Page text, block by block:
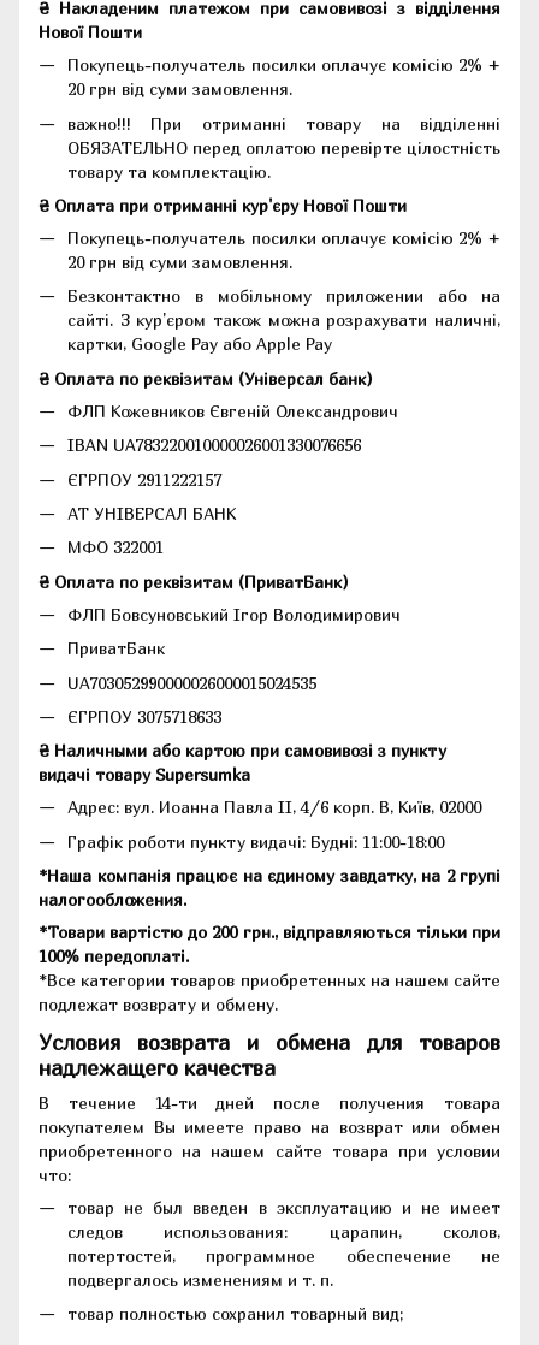
₴ Накладеним платежом при самовивозі з відділення
Нової Пошти
Покупець-получатель посилки оплачує комісію 2% +
20 грн від суми замовлення.
важно!!! При отриманні товару на відділенні
ОБЯЗАТЕЛЬНО перед оплатою перевірте цілостність
товару та комплектацію.
₴ Оплата при отриманні кур'єру Нової Пошти
Покупець-получатель посилки оплачує комісію 2% +
20 грн від суми замовлення.
Безконтактно в мобільному приложении або на
сайті. З кур'єром також можна розрахувати наличні,
картки, Google Pay або Apple Pay
₴ Оплата по реквізитам (Універсал банк)
ФЛП Кожевников Євгеній Олександрович
IBAN UA783220010000026001330076656
ЄГРПОУ 2911222157
АТ УНІВЕРСАЛ БАНК
МФО 322001
₴ Оплата по реквізитам (ПриватБанк)
ФЛП Бовсуновський Ігор Володимирович
ПриватБанк
UA703052990000026000015024535
ЄГРПОУ 3075718633
₴ Наличными або картою при самовивозі з пункту
видачі товару Supersumka
Адрес: вул. Иоанна Павла II, 4/6 корп. В, Київ, 02000
Графік роботи пункту видачі: Будні: 11:00-18:00
*Наша компанія працює на єдиному завдатку, на 2 групі
налогообложения.
*Товари вартістю до 200 грн., відправляються тільки при
100% передоплаті.
*Все категории товаров приобретенных на нашем сайте
подлежат возврату и обмену.
Условия возврата и обмена для товаров
надлежащего качества
В течение 14-ти дней после получения товара
покупателем Вы имеете право на возврат или обмен
приобретенного на нашем сайте товара при условии
что:
товар не был введен в эксплуатацию и не имеет
следов использования: царапин, сколов,
потертостей, программное обеспечение не
подвергалось изменениям и т. п.
товар полностью сохранил товарный вид;